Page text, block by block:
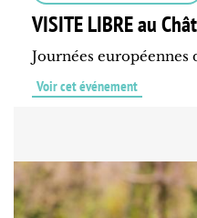
VISITE LIBRE au
Journées
Voir cet événement